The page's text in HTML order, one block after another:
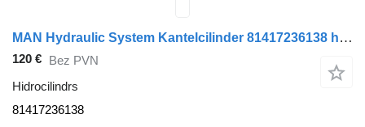
MAN Hydraulic System Kantelcilinder 81417236138 hidrocilindrs paredzēts kravas automašīnas
120 € Bez PVN
Hidrocilindrs
81417236138